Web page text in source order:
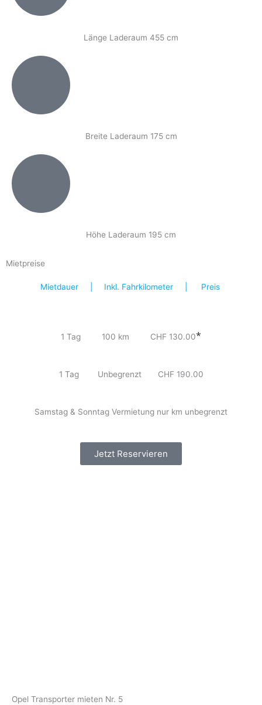
Länge Laderaum 455 cm
Breite Laderaum 175 cm
Höhe Laderaum 195 cm
Mietpreise
Mietdauer | Inkl. Fahrkilometer | Preis
1 Tag 100 km CHF 130.00*
1 Tag Unbegrenzt CHF 190.00
Samstag & Sonntag Vermietung nur km unbegrenzt
Jetzt Reservieren
Opel Transporter mieten Nr. 5